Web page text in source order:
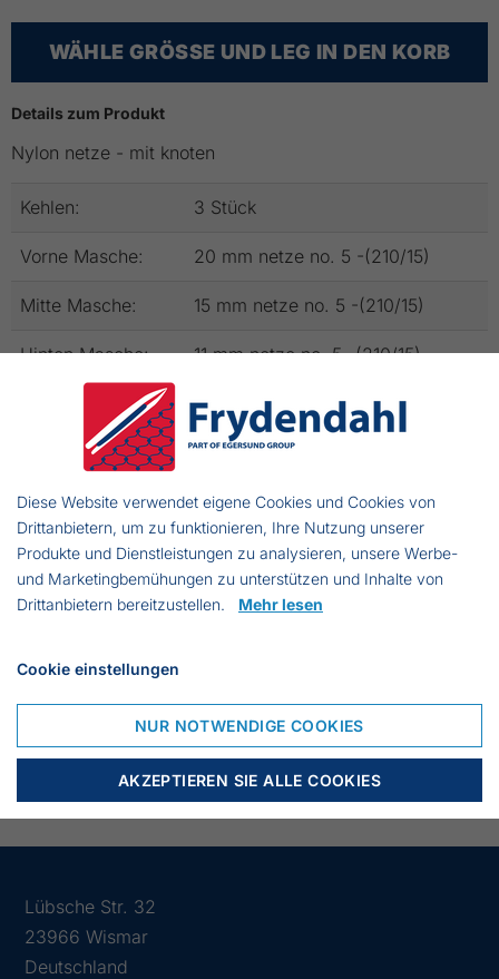
WÄHLE GRÖSSE UND LEG IN DEN KORB
Details zum Produkt
Nylon netze - mit knoten
Kehlen: 3 Stück
Vorne Masche: 20 mm netze no. 5 -(210/15)
Mitte Masche: 15 mm netze no. 5 -(210/15)
Hinten Masche: 11 mm netze no. 5 -(210/15)
500 cm
90 cm
Farbe: Schwarz
VARIANTE TYPE ANZAHL PREIS KAUFEN
2411
Zusammengenäht
Reuse
€
125.19
Lübsche Str. 32
23966 Wismar
Deutschland
Diese Website verwendet eigene Cookies und Cookies von
Drittanbietern, um zu funktionieren, Ihre Nutzung unserer
Produkte und Dienstleistungen zu analysieren, unsere Werbe-
und Marketingbemühungen zu unterstützen und Inhalte von
Drittanbietern bereitzustellen. Mehr lesen
Cookie einstellungen
NUR NOTWENDIGE COOKIES
AKZEPTIEREN SIE ALLE COOKIES